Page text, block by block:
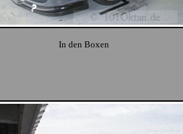
In den Boxen